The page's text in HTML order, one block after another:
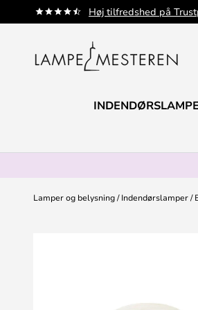
Høj tilfredshed på
Skip
to
Lamper og belysning Indendørslamper